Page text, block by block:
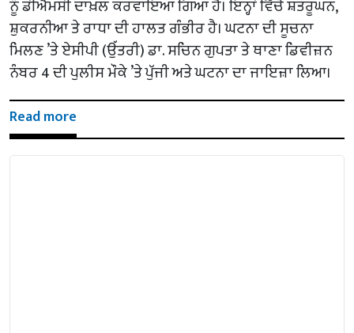
ਨੂੰ ਡੀਐਮਸੀ ਦਾਖ਼ਲ ਕਰਵਾਇਆ ਗਿਆ ਹੈ। ਇਨ੍ਹਾਂ ਵਿੱਚੋਂ ਸ਼ਤਰੂਘਨ,
ਸ਼ੁਕਰਨੀਆ ਤੇ ਰਾਧਾ ਦੀ ਹਾਲਤ ਗੰਭੀਰ ਹੈ। ਘਟਨਾ ਦੀ ਸੂਚਨਾ
ਮਿਲਣ ’ਤੇ ਏਸੀਪੀ (ਉੱਤਰੀ) ਡਾ. ਸਚਿਨ ਗੁਪਤਾ ਤੇ ਥਾਣਾ ਡਿਵੀਜ਼ਨ
ਨੰਬਰ 4 ਦੀ ਪੁਲੀਸ ਮੌਕੇ ’ਤੇ ਪੁੱਜੀ ਅਤੇ ਘਟਨਾ ਦਾ ਜਾਇਜ਼ਾ ਲਿਆ।
Read more